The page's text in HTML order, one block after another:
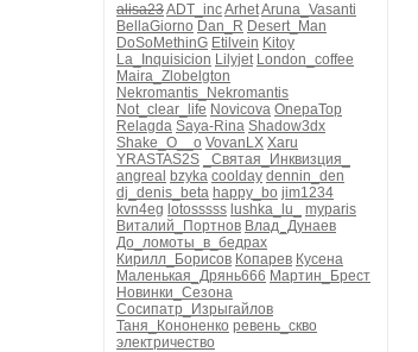
alisa23ADT_incArhetAruna_Vasanti
BellaGiorno Dan_R Desert_Man
DoSoMethinG Etilvein Kitoy
La_Inquisicion Lilyjet London_coffee
Maira_Zlobelgton
Nekromantis_Nekromantis
Not_clear_life Novicova OnepaTop
Relagda Saya-Rina Shadow3dx
Shake_O__o VovanLX Xaru
YRASTAS2S
_Святая_Инквизция_
angreal bzyka coolday dennin_den
dj_denis_beta happy_bo jim1234
kvn4eg lotosssss lushka_lu_
myparis
Виталий_Портнов Влад_Дунаев
До_ломоты_в_бедрах
Кирилл_Борисов Копарев Кусена
Маленькая_Дрянь666 Мартин_Брест
Новинки_Сезона
Сосипатр_Изрыгайлов
Таня_Кононенко ревень_скво
электричество